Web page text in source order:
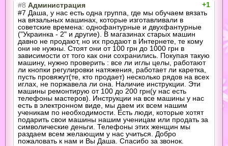
+1
#8 Администрация
#7 Даша, у нас есть одна группа, где мы обучаем вязать
на вязальных машинах, которые изготавливали в
советские времена: однофантурные и двухфантурные
("Украинка - 2" и другие). В магазинах старых машин
давно не продают, но их продают в Интернете, те кому
они не нужны. Стоят они от 100 грн до 1000 грн в
зависимости от того как они сохранились. Покупая такую
машину, нужно проверить : все ли иглы целы, работают
ли кнопки регулировки натяжения, работает ли каретка,
пусть провяжут(те, кто продает) несколько рядов на всех
иглах, не поржавела ли она. Наличие инструкции. Эти
машины ремонтирую от 100 до 200 грн(у нас есть
телефоны мастеров). Инструкции на все машины у нас
есть в электронном виде, мы даем их всем нашим
ученикам по необходимости. Есть люди, которые хотят
подарить свои машины нашим ученицам или продать за
символические деньги. Телефоны этих женщин мы
раздаем всем желающим у нас учиться. Добро
пожаловать к нам и Вы Даша. Спасибо за звонок.